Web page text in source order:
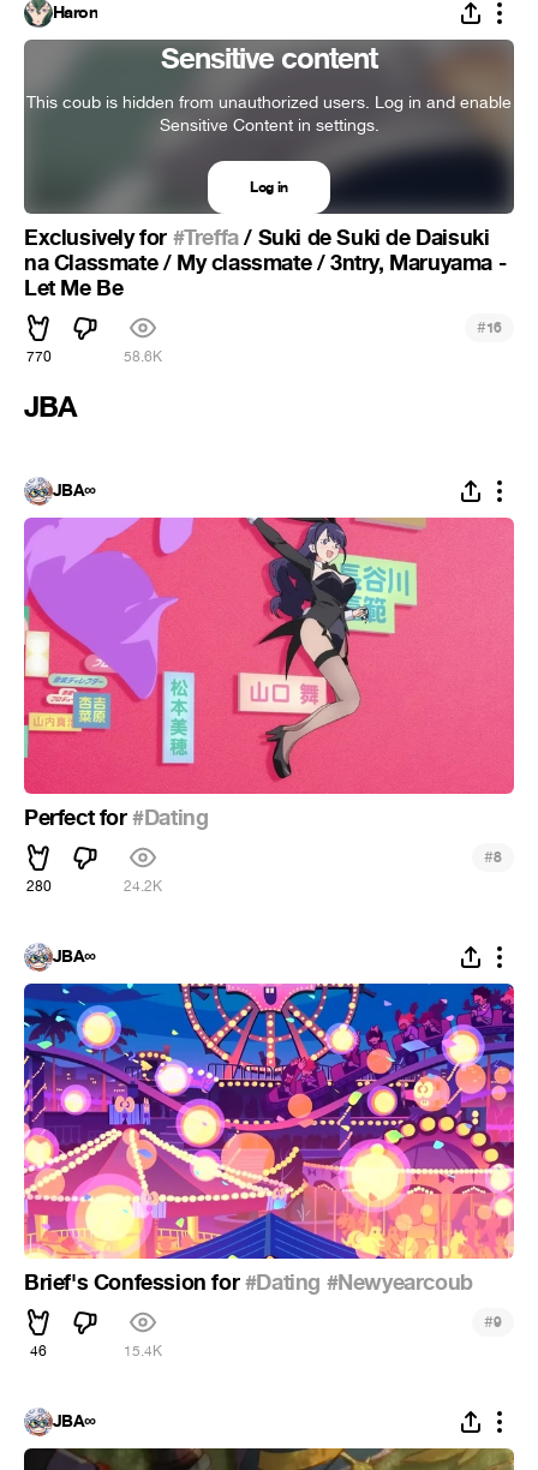
Haron
Sensitive content
This coub is hidden from unauthorized users. Log in and enable
Sensitive Content in settings.
Log in
Exclusively for #Treffa/ Suki de Suki de Daisuki
na Classmate / My classmate / 3ntry, Maruyama -
Let Me Be
770 58.6K
#16
JBA
JBA∞
Perfect for#Dating
280 24.2K
#8
JBA∞
Brief's Confession for#Dating #Newyearcoub
46 15.4K
#9
JBA∞